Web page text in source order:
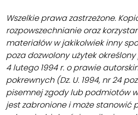
Wszelkie prawa zastrzeżone.
rozpowszechnianie oraz
materiałów w jakikolwiek inny
poza dozwolony użytek
4 lutego 1994 r. o prawie
pokrewnych (Dz. U. 1994, nr 24
pisemnej zgody lub podmiotów
jest zabronione i może stanowić